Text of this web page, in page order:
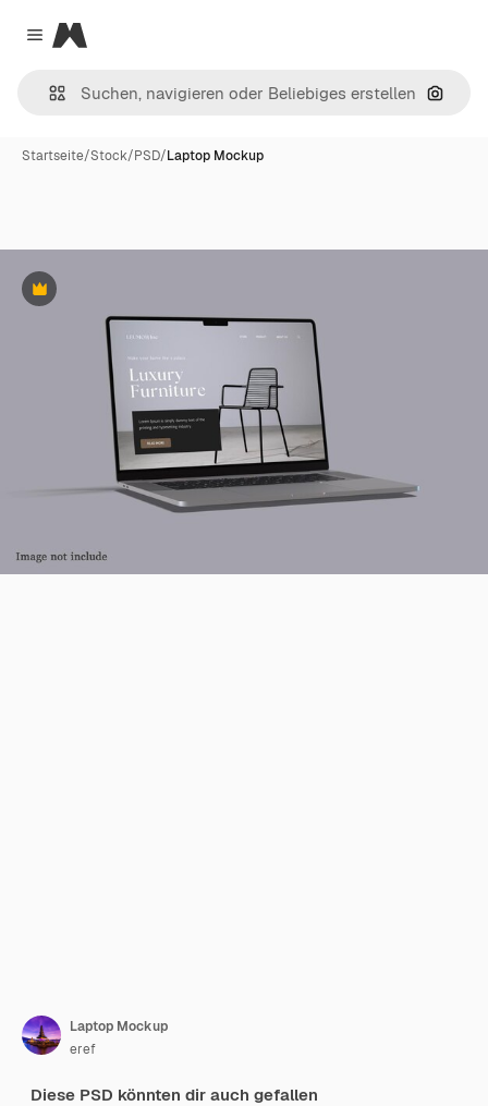
Close menu
Magnific
Nach
Startseite/Stock/PSD/Laptop Mockup
Premium
Laptop Mockup
eref
Diese PSD könnten dir auch gefallen